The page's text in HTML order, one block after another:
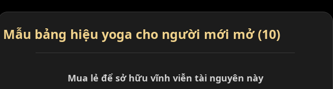
Mẫu bảng hiệu yoga cho người mới mở (10)
Mua lẻ để sở hữu vĩnh viễn tài nguyên này